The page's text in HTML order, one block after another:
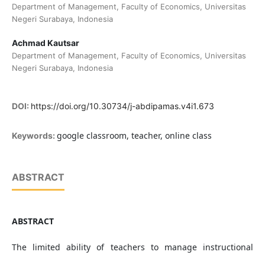
Department of Management, Faculty of Economics, Universitas
Negeri Surabaya, Indonesia
Achmad Kautsar
Department of Management, Faculty of Economics, Universitas
Negeri Surabaya, Indonesia
DOI: https://doi.org/10.30734/j-abdipamas.v4i1.673
Keywords: google classroom, teacher, online class
ABSTRACT
ABSTRACT
The limited ability of teachers to manage instructional